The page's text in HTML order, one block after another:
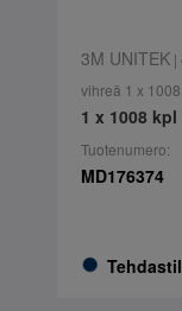
3M UNITEK|
vihreä 1 x
1 x 1008 kpl
Tuotenumero:
MD176374